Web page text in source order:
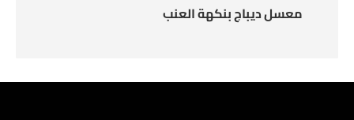
معسل ديباج بنكهة العنب